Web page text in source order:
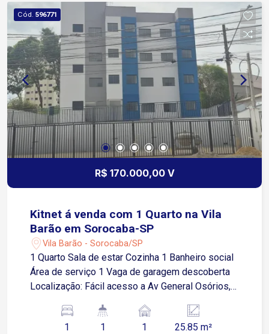
Cód. 596771
R$ 170.000,00 V
Kitnet á venda com 1 Quarto na Vila
Barão em Sorocaba-SP
Vila Barão - Sorocaba/SP
1 Quarto Sala de estar Cozinha 1 Banheiro social
Área de serviço 1 Vaga de garagem descoberta
Localização: Fácil acesso a Av General Osórios,
comércios em geral.
1
1 1 25.85 m²